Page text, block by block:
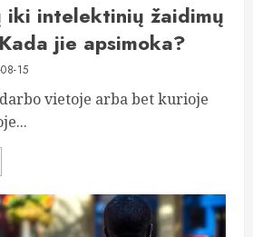
iki intelektinių žaidimų
jie apsimoka?
15
vietoje arba bet kurioje